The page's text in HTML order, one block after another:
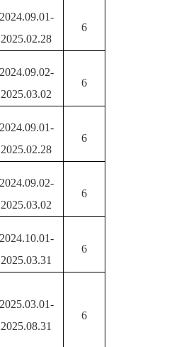
2024.09.01-
2025.02.28
6
2024.09.02-
2025.03.02
6
2024.09.01-
2025.02.28
6
2024.09.02-
2025.03.02
6
2024.10.01-
2025.03.31
6
2025.03.01-
2025.08.31
6